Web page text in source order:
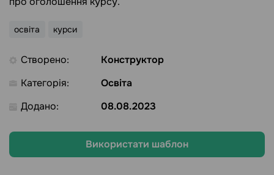
освіта курси
Створено:
Конструктор
Категорія:
Освіта
Додано:
08.08.2023
Використати шаблон